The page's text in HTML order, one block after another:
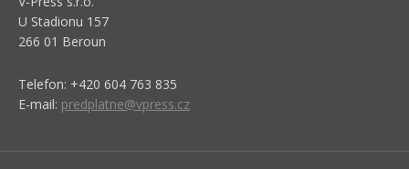
U Stadionu 157
266 01 Beroun
Telefon: +420 604 763 835
E-mail: predplatne@vpress.cz